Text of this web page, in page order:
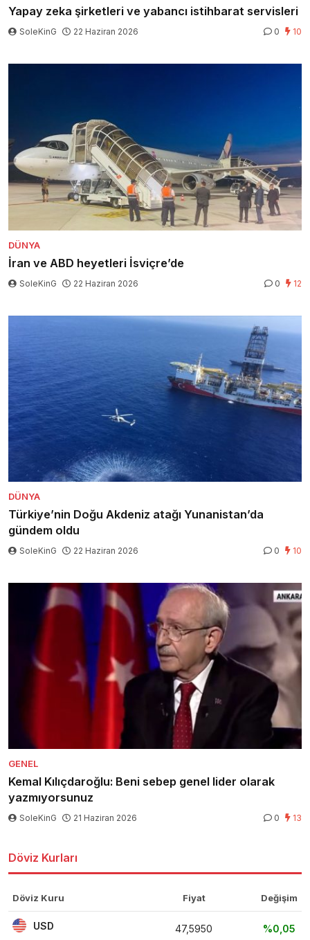
Yapay zeka şirketleri ve yabancı istihbarat servisleri
SoleKinG 22 Haziran 2026 0 10
DÜNYA
İran ve ABD heyetleri İsviçre’de
SoleKinG 22 Haziran 2026 0 12
DÜNYA
Türkiye’nin Doğu Akdeniz atağı Yunanistan’da
gündem oldu
SoleKinG 22 Haziran 2026 0 10
GENEL
Kemal Kılıçdaroğlu: Beni sebep genel lider olarak
yazmıyorsunuz
SoleKinG 21 Haziran 2026 0 13
Döviz Kurları
Döviz Kuru Fiyat Değişim
USD 47,5950 %0,05